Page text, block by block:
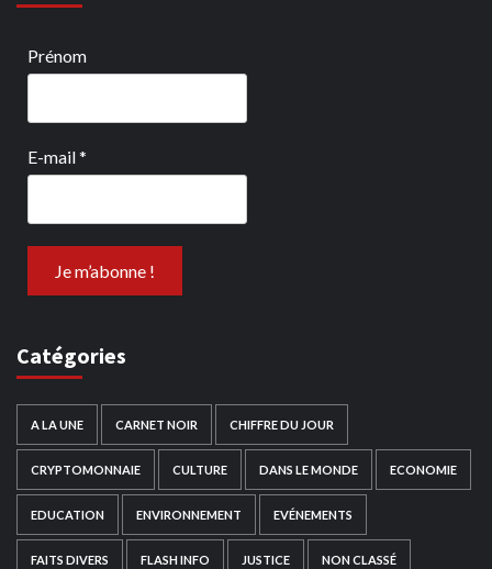
Prénom
E-mail*
Catégories
A LA UNE CARNET NOIR CHIFFRE DU JOUR
CRYPTOMONNAIE CULTURE DANS LE MONDE ECONOMIE
EDUCATION ENVIRONNEMENT EVÉNEMENTS
FAITS DIVERS FLASH INFO JUSTICE NON CLASSÉ